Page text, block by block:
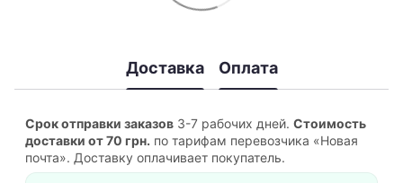
Доставка Оплата
Срок отправки заказов 3-7 рабочих дней. Стоимость
доставки от 70 грн. по тарифам перевозчика «Новая
почта». Доставку оплачивает покупатель.